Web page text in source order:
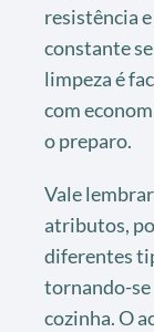
resistência
constante
limpeza é
com
o preparo.
Vale
atributos,
diferentes
tornando-
cozinha. O